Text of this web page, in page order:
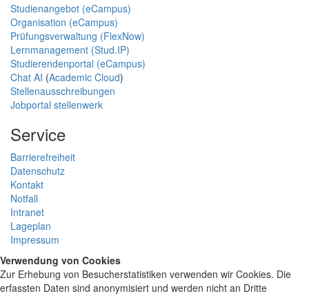
Studienangebot (eCampus)
Organisation (eCampus)
Prüfungsverwaltung (FlexNow)
Lernmanagement (Stud.IP)
Studierendenportal (eCampus)
Chat AI (Academic Cloud)
Stellenausschreibungen
Jobportal stellenwerk
Service
Barrierefreiheit
Datenschutz
Kontakt
Notfall
Intranet
Lageplan
Impressum
Verwendung von Cookies
Zur Erhebung von Besucherstatistiken verwenden wir Cookies. Die
erfassten Daten sind anonymisiert und werden nicht an Dritte